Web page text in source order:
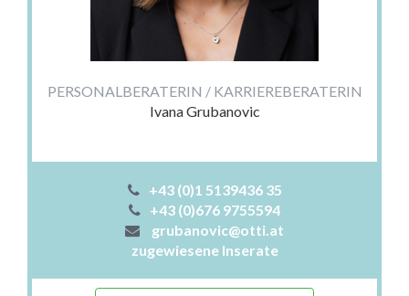
PERSONALBERATERIN / KARRIEREBERATERIN
Ivana Grubanovic
+43 (0)1 5139436 35
+43 (0)676 9755594
grubanovic@otti.at
zugewiesene Inserate